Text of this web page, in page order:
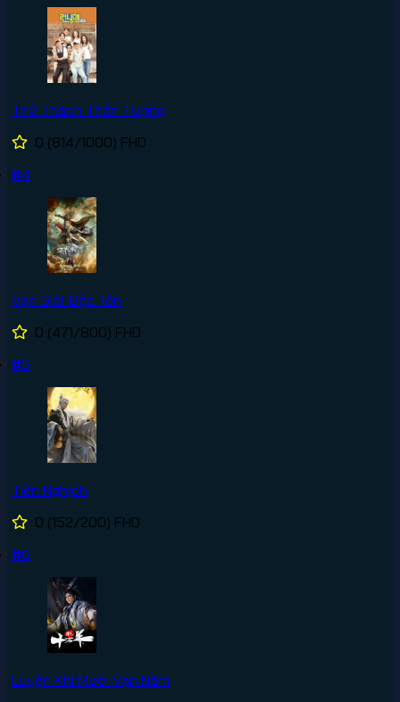
Thử Thách Thần Tượng
0 (814/1000) FHD
#4
Vạn Giới Độc Tôn
0 (471/800) FHD
#5
Tiên Nghịch
0 (152/200) FHD
#6
Luyện Khí Mười Vạn Năm